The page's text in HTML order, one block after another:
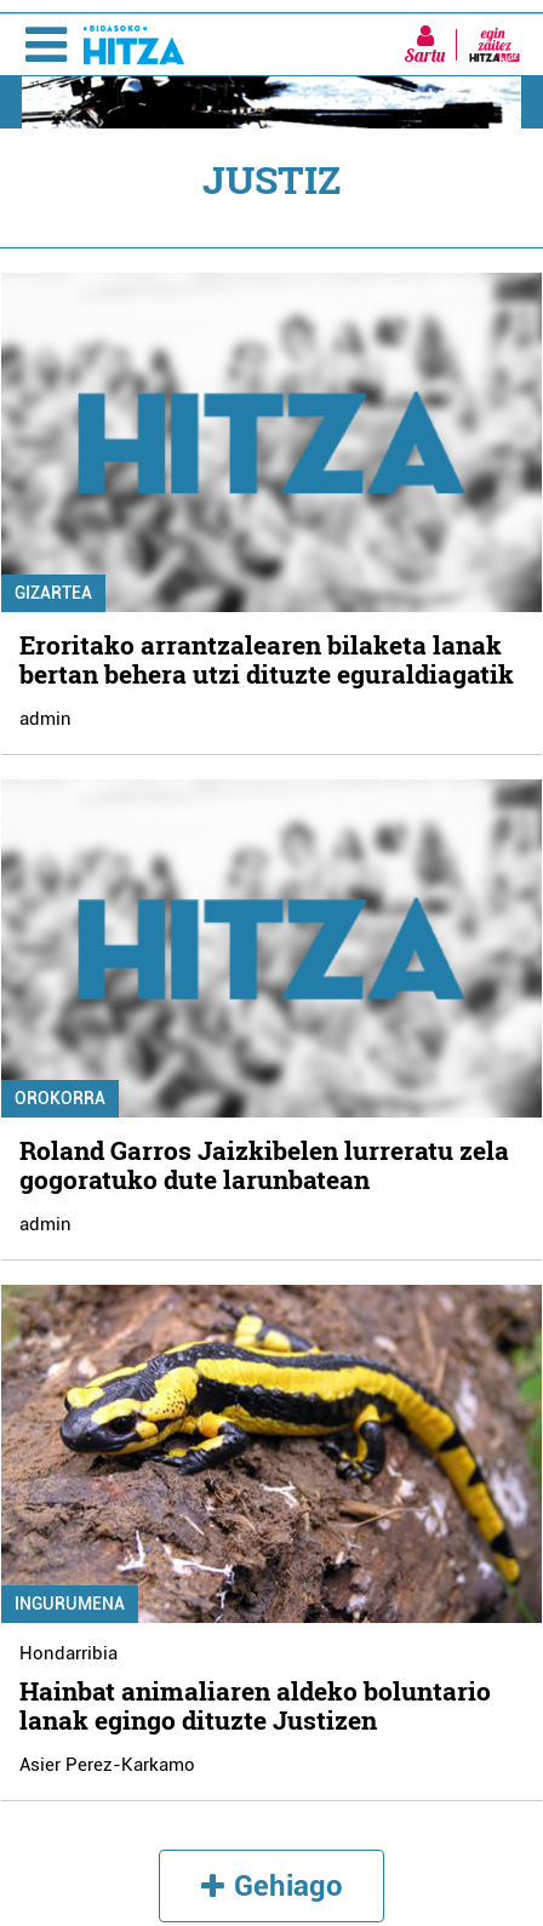
Sartu
JUSTIZ
GIZARTEA
Eroritako arrantzalearen bilaketa lanak
bertan behera utzi dituzte eguraldiagatik
admin
OROKORRA
Roland Garros Jaizkibelen lurreratu zela
gogoratuko dute larunbatean
admin
INGURUMENA
Hondarribia
Hainbat animaliaren aldeko boluntario
lanak egingo dituzte Justizen
Asier Perez-Karkamo
Gehiago